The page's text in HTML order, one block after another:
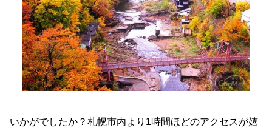
いかがでしたか？札幌市内より1時間ほどのアクセスが嬉